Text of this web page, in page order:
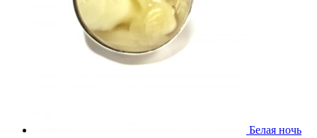
Белая ночь